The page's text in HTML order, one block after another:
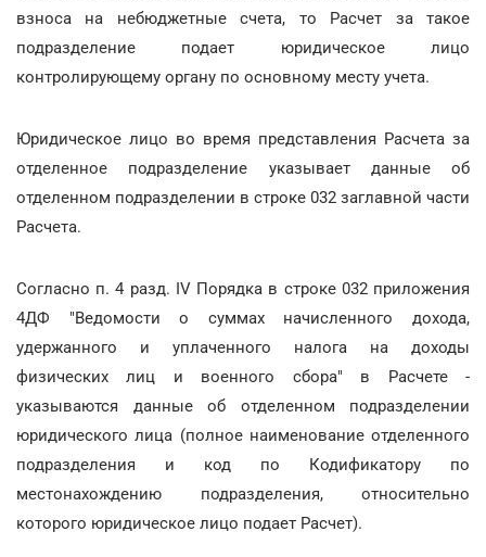
взноса на небюджетные счета, то Расчет за такое
подразделение подает юридическое лицо
контролирующему органу по основному месту учета.
Юридическое лицо во время представления Расчета за
отделенное подразделение указывает данные об
отделенном подразделении в строке 032 заглавной части
Расчета.
Согласно п. 4 разд. IV Порядка в строке 032 приложения
4ДФ "Ведомости о суммах начисленного дохода,
удержанного и уплаченного налога на доходы
физических лиц и военного сбора" в Расчете -
указываются данные об отделенном подразделении
юридического лица (полное наименование отделенного
подразделения и код по Кодификатору по
местонахождению подразделения, относительно
которого юридическое лицо подает Расчет).